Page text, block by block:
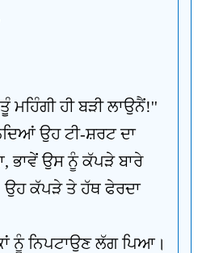
ਮਹਿੰਗੀ ਹੀ ਬੜੀ ਲਾਉਨੈਂ!''
ਉਹ ਟੀ-ਸ਼ਰਟ ਦਾ
ਭਾਵੇਂ ਉਸ ਨੂੰ ਕੱਪੜੇ ਬਾਰੇ
ਉਹ ਕੱਪੜੇ ਤੇ ਹੱਥ ਫੇਰਦਾ
ਨੂੰ ਨਿਪਟਾਉਣ ਲੱਗ ਪਿਆ।